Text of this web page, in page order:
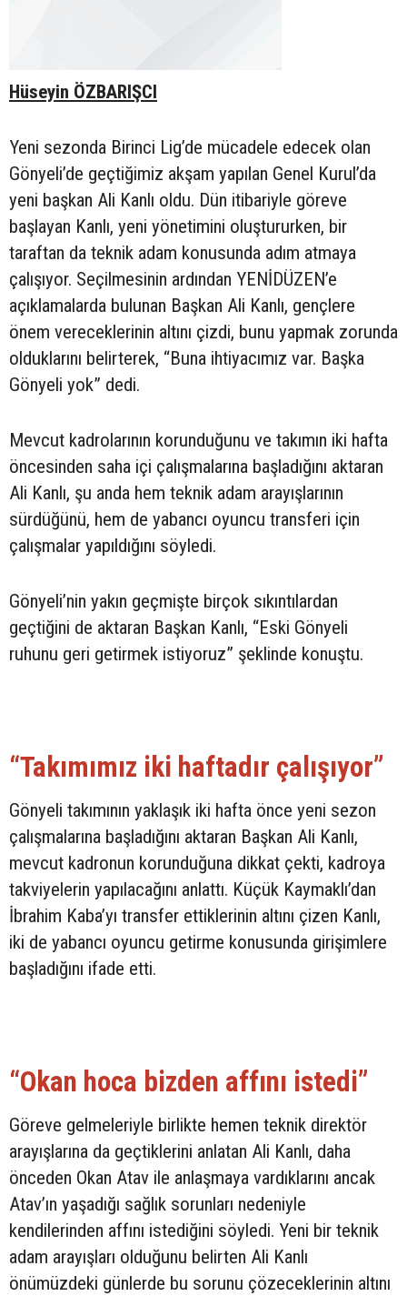
Hüseyin ÖZBARIŞCI
Yeni sezonda Birinci Lig’de mücadele edecek olan
Gönyeli’de geçtiğimiz akşam yapılan Genel Kurul’da
yeni başkan Ali Kanlı oldu. Dün itibariyle göreve
başlayan Kanlı, yeni yönetimini oluştururken, bir
taraftan da teknik adam konusunda adım atmaya
çalışıyor. Seçilmesinin ardından YENİDÜZEN’e
açıklamalarda bulunan Başkan Ali Kanlı, gençlere
önem vereceklerinin altını çizdi, bunu yapmak zorunda
olduklarını belirterek, “Buna ihtiyacımız var. Başka
Gönyeli yok” dedi.
Mevcut kadrolarının korunduğunu ve takımın iki hafta
öncesinden saha içi çalışmalarına başladığını aktaran
Ali Kanlı, şu anda hem teknik adam arayışlarının
sürdüğünü, hem de yabancı oyuncu transferi için
çalışmalar yapıldığını söyledi.
Gönyeli’nin yakın geçmişte birçok sıkıntılardan
geçtiğini de aktaran Başkan Kanlı, “Eski Gönyeli
ruhunu geri getirmek istiyoruz” şeklinde konuştu.
“Takımımız iki haftadır çalışıyor”
Gönyeli takımının yaklaşık iki hafta önce yeni sezon
çalışmalarına başladığını aktaran Başkan Ali Kanlı,
mevcut kadronun korunduğuna dikkat çekti, kadroya
takviyelerin yapılacağını anlattı. Küçük Kaymaklı’dan
İbrahim Kaba’yı transfer ettiklerinin altını çizen Kanlı,
iki de yabancı oyuncu getirme konusunda girişimlere
başladığını ifade etti.
“Okan hoca bizden affını istedi”
Göreve gelmeleriyle birlikte hemen teknik direktör
arayışlarına da geçtiklerini anlatan Ali Kanlı, daha
önceden Okan Atav ile anlaşmaya vardıklarını ancak
Atav’ın yaşadığı sağlık sorunları nedeniyle
kendilerinden affını istediğini söyledi. Yeni bir teknik
adam arayışları olduğunu belirten Ali Kanlı
önümüzdeki günlerde bu sorunu çözeceklerinin altını